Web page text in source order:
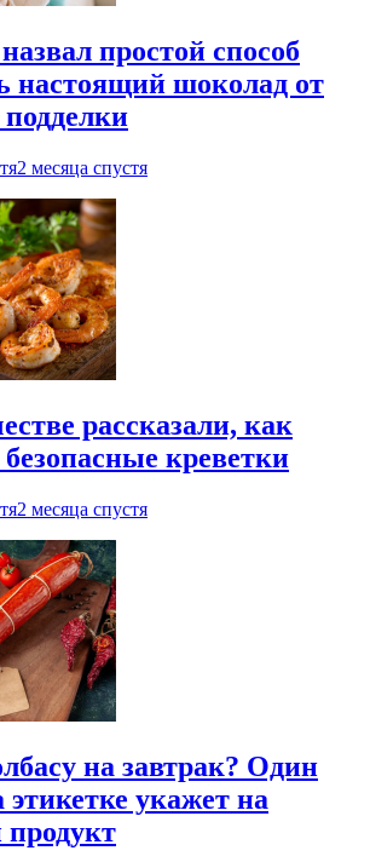
простой способ
настоящий шоколад от
2 месяца спустя
рассказали, как
креветки
2 месяца спустя
на завтрак? Один
этикетке укажет на